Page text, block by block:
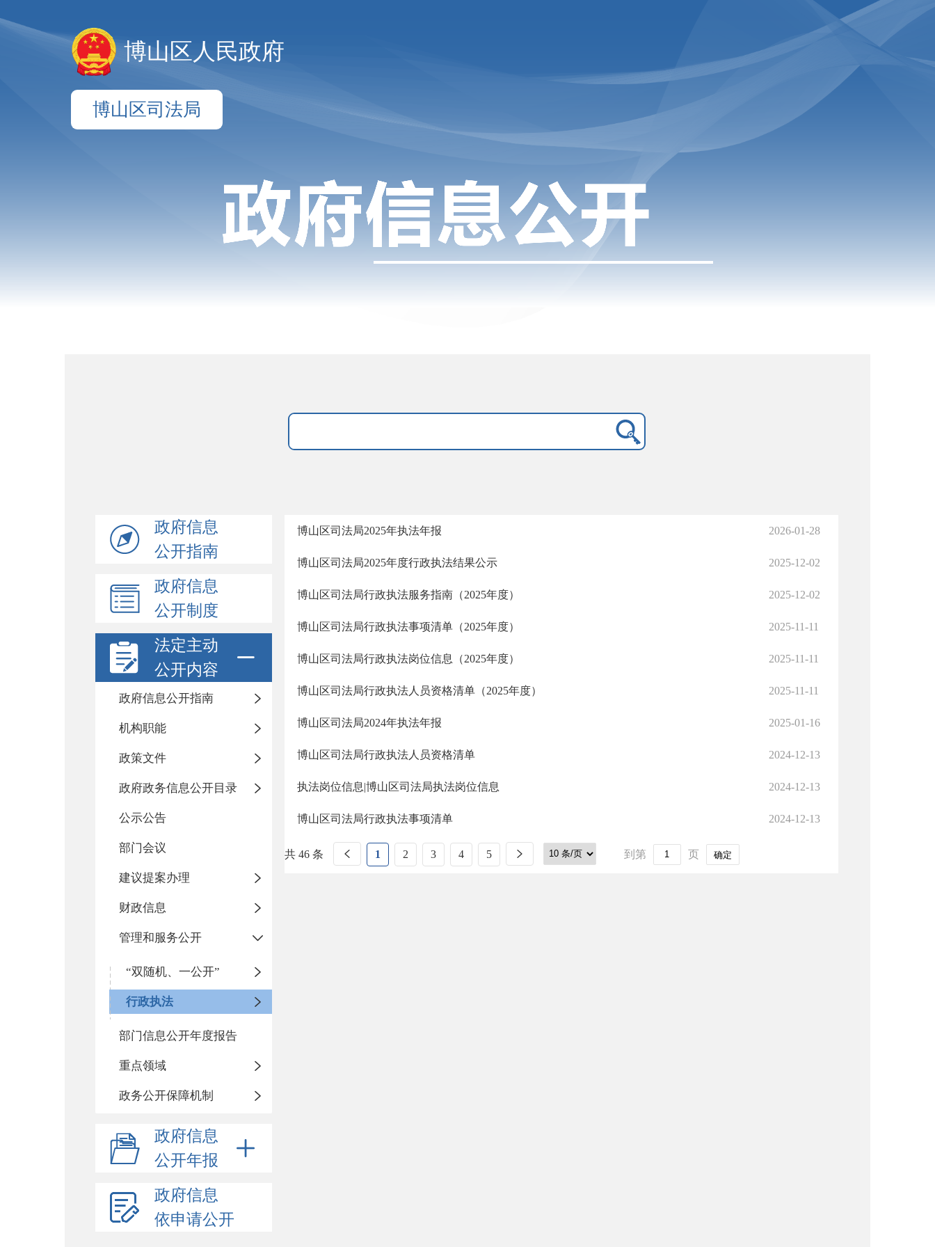
博山区人民政府
博山区司法局
政府信息
公开指南
政府信息
公开制度
法定主动
公开内容
政府信息公开指南
机构职能
政策文件
政府政务信息公开目录
公示公告
部门会议
建议提案办理
财政信息
管理和服务公开
“双随机、一公开”
行政执法
部门信息公开年度报告
重点领域
政务公开保障机制
政府信息
公开年报
政府信息
依申请公开
博山区司法局2025年执法年报 2026-01-28
博山区司法局2025年度行政执法结果公示 2025-12-02
博山区司法局行政执法服务指南（2025年度） 2025-12-02
博山区司法局行政执法事项清单（2025年度） 2025-11-11
博山区司法局行政执法岗位信息（2025年度） 2025-11-11
博山区司法局行政执法人员资格清单（2025年度） 2025-11-11
博山区司法局2024年执法年报 2025-01-16
博山区司法局行政执法人员资格清单 2024-12-13
执法岗位信息|博山区司法局执法岗位信息 2024-12-13
博山区司法局行政执法事项清单 2024-12-13
共 46 条 1 2 3 4 5 到第 页 确定